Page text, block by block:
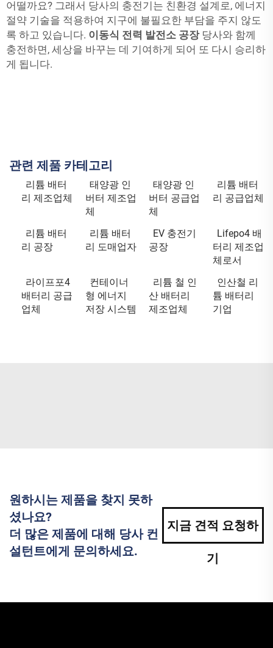
어떨까요? 그래서 당사의 충전기는 친환경 설계로, 에너지
절약 기술을 적용하여 지구에 불필요한 부담을 주지 않도
록 하고 있습니다. 이동식 전력 발전소 공장 당사와 함께
충전하면, 세상을 바꾸는 데 기여하게 되어 또 다시 승리하
게 됩니다.
관련 제품 카테고리
리튬 배터
리 제조업체
태양광 인
버터 제조업
체
태양광 인
버터 공급업
체
리튬 배터
리 공급업체
리튬 배터
리 공장
리튬 배터
리 도매업자
EV 충전기
공장
Lifepo4 배
터리 제조업
체로서
라이프포4
배터리 공급
업체
컨테이너
형 에너지
저장 시스템
리튬 철 인
산 배터리
제조업체
인산철 리
튬 배터리
기업
원하시는 제품을 찾지 못하
셨나요?
더 많은 제품에 대해 당사 컨
설턴트에게 문의하세요.
지금 견적 요청하
기